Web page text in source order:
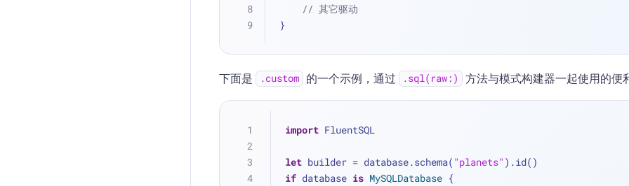
// 其它驱动
}
下面是 .custom 的一个示例，通过 .sql(raw:) 方法与模式构建器一起使用的便
import FluentSQL
let builder = database.schema( "planets" ).id()
if database is MySQLDatabase {